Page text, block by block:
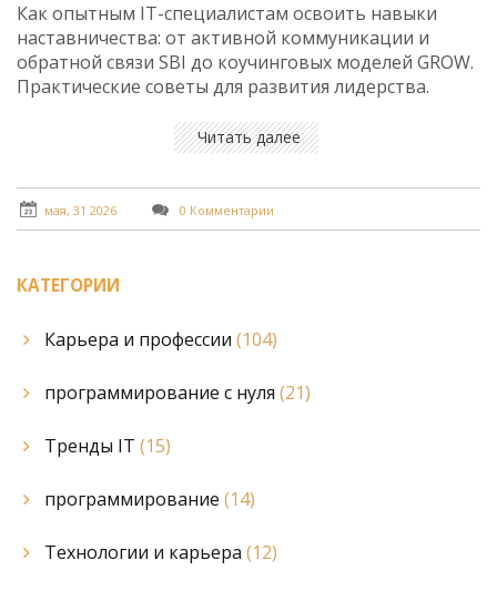
Как опытным IT-специалистам освоить навыки
наставничества: от активной коммуникации и
обратной связи SBI до коучинговых моделей GROW.
Практические советы для развития лидерства.
Читать далее
мая, 31 2026 0 Комментарии
КАТЕГОРИИ
Карьера и профессии (104)
программирование с нуля (21)
Тренды IT (15)
программирование (14)
Технологии и карьера (12)